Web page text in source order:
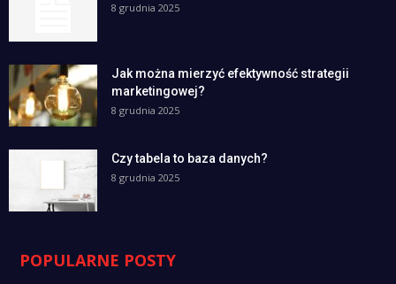
8 grudnia 2025
Jak można mierzyć efektywność strategii
marketingowej?
8 grudnia 2025
Czy tabela to baza danych?
8 grudnia 2025
POPULARNE POSTY